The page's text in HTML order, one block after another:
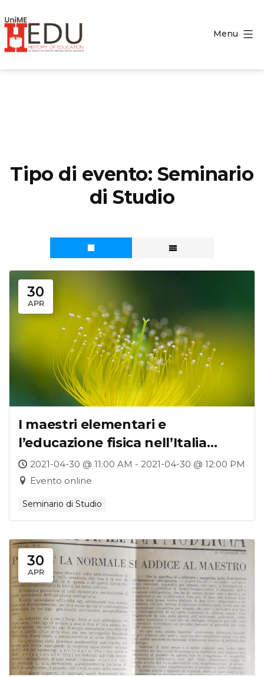
al
contenuto
Menu
Tipo di evento: Seminario
di Studio
30
APR
I maestri elementari e
l’educazione fisica nell’Italia
postunitaria
2021-04-30 @ 11:00 AM - 2021-04-30 @ 12:00 PM
Evento online
Seminario di Studio
30
APR